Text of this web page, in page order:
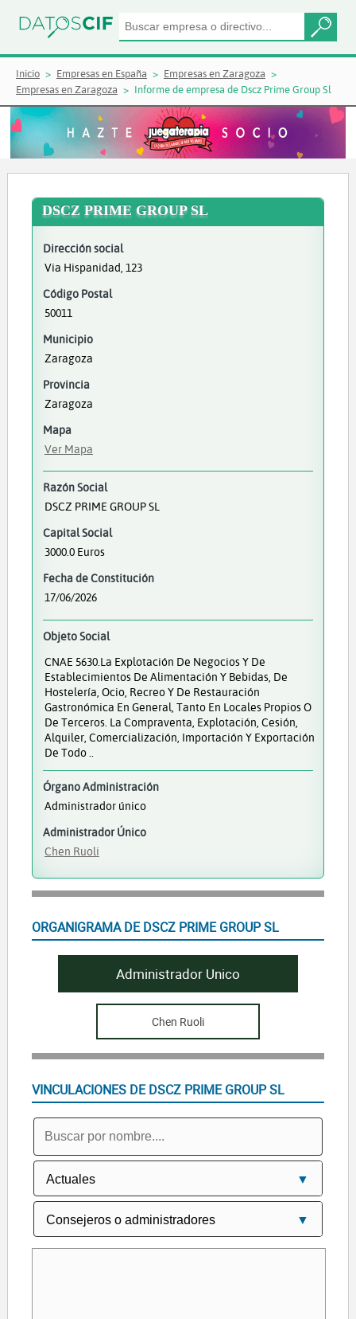
Inicio Empresas en España
Empresas en Zaragoza
Empresas en Zaragoza
Informe de empresa de Dscz Prime Group Sl
DSCZ PRIME GROUP SL
Dirección social
Via Hispanidad, 123
Código Postal
50011
Municipio
Zaragoza
Provincia
Zaragoza
Mapa
Ver Mapa
Razón Social
DSCZ PRIME GROUP SL
Capital Social
3000.0 Euros
Fecha de Constitución
17/06/2026
Objeto Social
CNAE 5630.La Explotación De Negocios Y De
Establecimientos De Alimentación Y Bebidas, De
Hostelería, Ocio, Recreo Y De Restauración
Gastronómica En General, Tanto En Locales Propios O
De Terceros. La Compraventa, Explotación, Cesión,
Alquiler, Comercialización, Importación Y Exportación
De Todo ..
Órgano Administración
Administrador único
Administrador Único
Chen Ruoli
ORGANIGRAMA DE DSCZ PRIME GROUP SL
Administrador Unico
Chen Ruoli
VINCULACIONES DE DSCZ PRIME GROUP SL